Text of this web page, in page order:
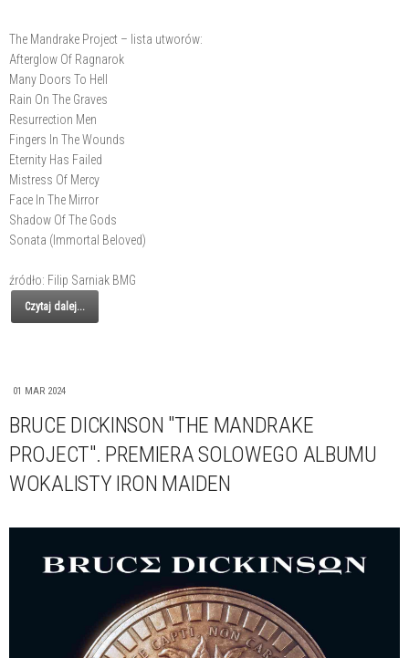
The Mandrake Project – lista utworów:
Afterglow Of Ragnarok
Many Doors To Hell
Rain On The Graves
Resurrection Men
Fingers In The Wounds
Eternity Has Failed
Mistress Of Mercy
Face In The Mirror
Shadow Of The Gods
Sonata (Immortal Beloved)
źródło: Filip Sarniak BMG
Czytaj dalej...
01 MAR 2024
BRUCE DICKINSON "THE MANDRAKE
PROJECT". PREMIERA SOLOWEGO ALBUMU
WOKALISTY IRON MAIDEN